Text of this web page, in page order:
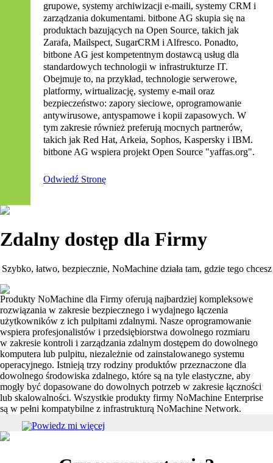
grupowe, systemy archiwizacji e-maili, systemy CRM i
zarządzania dokumentami. bitbone AG skupia się na
produktach bazujących na Open Source, takich jak
Zarafa, Mailspect, SugarCRM i Alfresco. Ponadto,
bitbone AG jest kompetentnym dostawcą usług dla
standardowych technologii w infrastrukturze IT.
Obejmuje to, na przykład, technologie serwerowe,
platformy, wirtualizację, systemy e-mail oraz
bezpieczeństwo: zapory sieciowe, oprogramowanie
antywirusowe, antyspamowe i kopii zapasowych. W
tym zakresie również preferują mocnych partnerów,
takich jak Red Hat, Arkeia, Sophos, Kaspersky i IBM.
bitbone AG wspiera projekt Open Source "yaffas.org".
Odwiedź Stronę
Zdalny dostęp dla Firmy
Szybko, łatwo, bezpiecznie, NoMachine działa tam, gdzie tego chcesz
Produkty NoMachine dla Firmy oferują najbardziej kompleksowe
rozwiązania w zakresie bezpiecznego i wydajnego łączenia
użytkowników z ich pulpitami zdalnymi. Nasze oprogramowanie
wspiera profesjonalistów i przedsiębiorstwa dowolnego rozmiaru
w zakresie kontroli i zarządzania zdalnym dostępem do dowolnego
komputera lub pulpitu, niezależnie od zainstalowanego systemu
operacyjnego. Istnieją trzy rodziny produktów przeznaczone dla
dowolnego środowiska zdalnego, które są na tyle elastyczne, aby
mogły być dopasowane do dowolnych potrzeb w zakresie łączności
lub skalowalności. Wszystkie produkty firmy NoMachine Enterprise
są w pełni kompatybilne z infrastrukturą NoMachine Network.
Powiedz mi więcej